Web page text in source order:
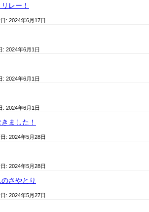
レー！
: 2024年6月17日
: 2024年6月1日
: 2024年6月1日
: 2024年6月1日
ました！
: 2024年5月28日
: 2024年5月28日
さやとり
: 2024年5月27日